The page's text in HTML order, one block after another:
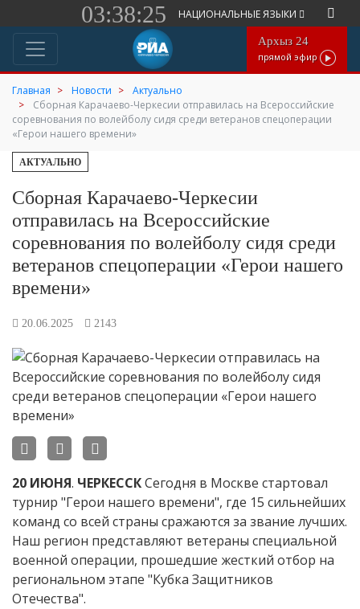
03:38:25 НАЦИОНАЛЬНЫЕ ЯЗЫКИ
Архыз 24
прямой эфир
Главная Новости
Актуально
Сборная Карачаево-Черкесии отправилась на Всероссийские
соревнования по волейболу сидя среди ветеранов спецоперации
«Герои нашего времени»
АКТУАЛЬНО
Сборная Карачаево-Черкесии
отправилась на Всероссийские
соревнования по волейболу сидя среди
ветеранов спецоперации «Герои нашего
времени»
20.06.2025 2143
20 ИЮНЯ. ЧЕРКЕССКСегодня в Москве стартовал
турнир "Герои нашего времени", где 15 сильнейших
команд со всей страны сражаются за звание лучших.
Наш регион представляют ветераны специальной
военной операции, прошедшие жесткий отбор на
региональном этапе "Кубка Защитников
Отечества".